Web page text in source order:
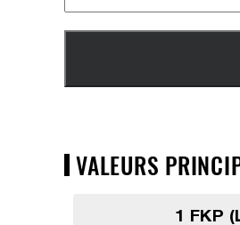
VALEURS
1 FKP